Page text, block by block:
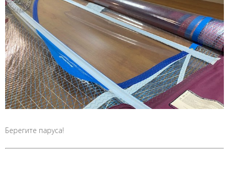
Берегите паруса!